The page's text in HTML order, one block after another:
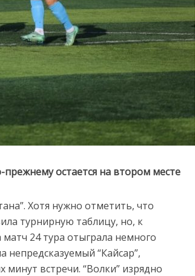
остается на втором месте
Хотя нужно отметить, что
турнирную таблицу, но, к
24 тура отыграла немного
непредсказуемый “Кайсар”,
минут встречи. “Волки” изрядно